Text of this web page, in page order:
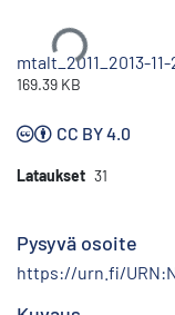
Ladataan...
mtalt_2011_2013-
169.39 KB
CC BY 4.0
Lataukset 31
Pysyvä osoite
https://urn.fi/